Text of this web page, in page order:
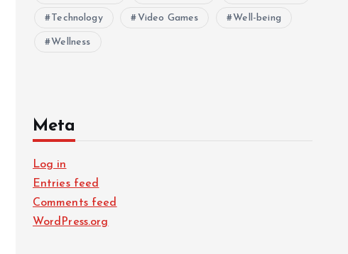
Technology Video Games Well-being
Wellness
Meta
Log in
Entries feed
Comments feed
WordPress.org